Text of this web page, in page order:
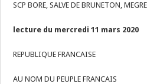
SCP BORE, SALVE DE BRUNETON,
lecture du mercredi 11 mars 2020
REPUBLIQUE FRANCAISE
AU NOM DU PEUPLE FRANCAIS